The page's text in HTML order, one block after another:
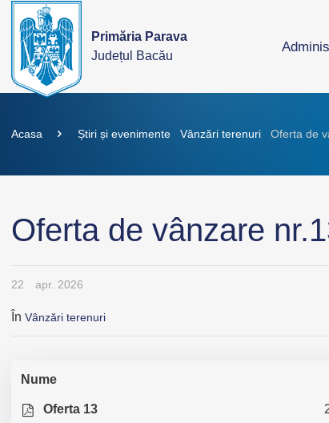
Primăria Parava
Județul Bacău
Acasa Știri și evenimente Vânzări terenuri Oferta de
Oferta de vânzare
22 apr. 2026
În Vânzări terenuri
Nume
Oferta 13